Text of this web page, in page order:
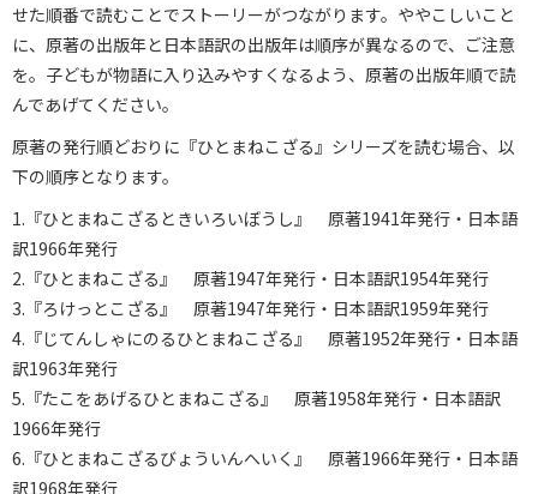
せた順番で読むことでストーリーがつながります。ややこしいこと
に、原著の出版年と日本語訳の出版年は順序が異なるので、ご注意
を。子どもが物語に入り込みやすくなるよう、原著の出版年順で読
んであげてください。
原著の発行順どおりに『ひとまねこざる』シリーズを読む場合、以
下の順序となります。
1.『ひとまねこざるときいろいぼうし』 原著1941年発行・日本語
訳1966年発行
2.『ひとまねこざる』 原著1947年発行・日本語訳1954年発行
3.『ろけっとこざる』 原著1947年発行・日本語訳1959年発行
4.『じてんしゃにのるひとまねこざる』 原著1952年発行・日本語
訳1963年発行
5.『たこをあげるひとまねこざる』 原著1958年発行・日本語訳
1966年発行
6.『ひとまねこざるびょういんへいく』 原著1966年発行・日本語
訳1968年発行